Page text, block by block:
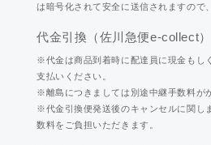
は暗号化されて安全に送信されますので
代金引換（佐川急便e-collect）
※代金は商品到着時に配達員に現金もし
支払いください。
※離島につきましては別途中継手数料が
※代金引換便発送後のキャンセルに関し
数料をご負担いただきます。